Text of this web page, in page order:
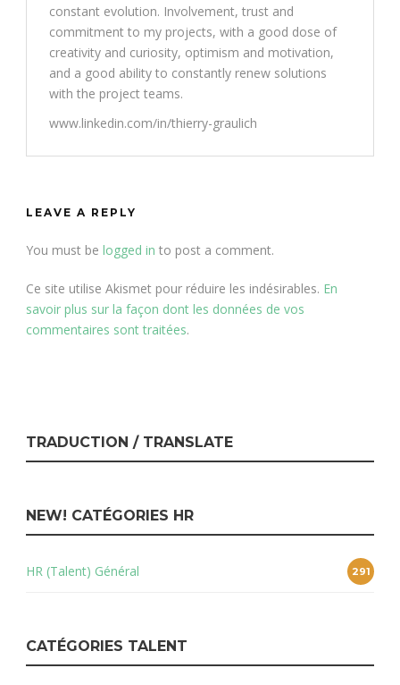
constant evolution. Involvement, trust and
commitment to my projects, with a good dose of
creativity and curiosity, optimism and motivation,
and a good ability to constantly renew solutions
with the project teams.
www.linkedin.com/in/thierry-graulich
LEAVE A REPLY
You must be logged in to post a comment.
Ce site utilise Akismet pour réduire les indésirables. En
savoir plus sur la façon dont les données de vos
commentaires sont traitées.
TRADUCTION / TRANSLATE
NEW! CATÉGORIES HR
HR (Talent) Général 291
CATÉGORIES TALENT